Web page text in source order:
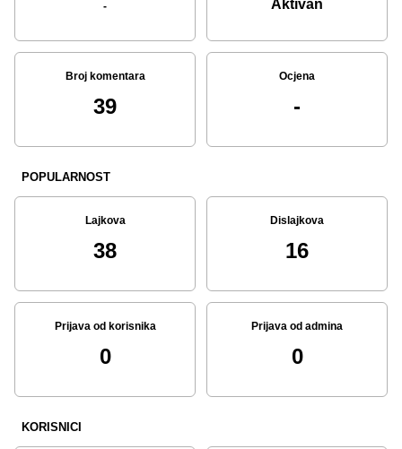
- Aktivan
Broj komentara
39
Ocjena
-
POPULARNOST
Lajkova
38
Dislajkova
16
Prijava od korisnika
0
Prijava od admina
0
KORISNICI